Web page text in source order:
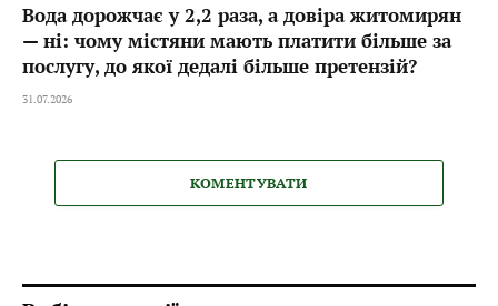
Вода дорожчає у 2,2 раза, а довіра житомирян
— ні: чому містяни мають платити більше за
послугу, до якої дедалі більше претензій?
31.07.2026
КОМЕНТУВАТИ